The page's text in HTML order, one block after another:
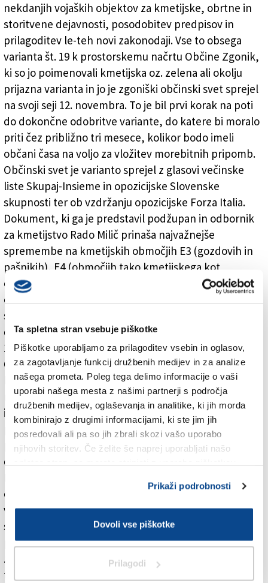
Ta spletna stran vsebuje piškotke
Piškotke uporabljamo za prilagoditev vsebin in oglasov,
za zagotavljanje funkcij družbenih medijev in za analize
našega prometa. Poleg tega delimo informacije o vaši
uporabi našega mesta z našimi partnerji s področja
družbenih medijev, oglaševanja in analitike, ki jih morda
kombinirajo z drugimi informacijami, ki ste jim jih
posredovali ali pa so jih zbrali skozi vašo uporabo
njihovih storitev. Če želite še naprej uporabljati našo
Prikaži podrobnosti
Dovoli vse piškotke
Prilagodi
nekdanjih vojaških objektov za kmetijske, obrtne in
storitvene dejavnosti, posodobitev predpisov in
prilagoditev le-teh novi zakonodaji. Vse to obsega
varianta št. 19 k prostorskemu načrtu Občine Zgonik,
ki so jo poimenovali kmetijska oz. zelena ali okolju
prijazna varianta in jo je zgoniški občinski svet sprejel
na svoji seji 12. novembra. To je bil prvi korak na poti
do dokončne odobritve variante, do katere bi moralo
priti čez približno tri mesece, kolikor bodo imeli
občani časa na voljo za vložitev morebitnih pripomb.
Občinski svet je varianto sprejel z glasovi večinske
liste Skupaj-Insieme in opozicijske Slovenske
skupnosti ter ob vzdržanju opozicijske Forza Italia.
Dokument, ki ga je predstavil podžupan in odbornik
za kmetijstvo Rado Milič prinaša najvažnejše
spremembe na kmetijskih območjih E3 (gozdovih in
pašnikih), E4 (območjih tako kmetijskega kot
okoljskega interesa) in E5 (prvenstveno kmetijskih
območjih). Občinski upravitelji so se odločili
spremeniti 26,20 hektarja območij E3 v območja E4,
dalje 31,94 hektarja območij E4 v območja E5 ter
103,44 hektarja območij E3 v območja E5.
Obdelovalnih površin bo tako vsega skupaj za 161,58
hektarja, katerim je treba dodati še 14 hektarjev
nekdanjih vojaških objektov, konkretno smodnišnice
in bivše vojašnice Dardi: območje prve bodo namenili
prvenstveno živinoreji, območje druge pa razvijanju
proizvodno-obrtnih dejavnosti, ki ne onesnažujejo,
dalje tudi razvijanju terciarnega sektorja in storitev.
obsega zazidljivih površin, medtem ko je pri delih v
vaških jedrih predvidena tudi možnost uporabe
sodobnih materialov. Dalje so ob širjenju obdelovalnih
površin predvidena tudi nova pravila za namestitev
zaščitnih ograj ter posodobitev in prilagoditev
tehničnih predpisov državni in deželni zakonodaji, ki